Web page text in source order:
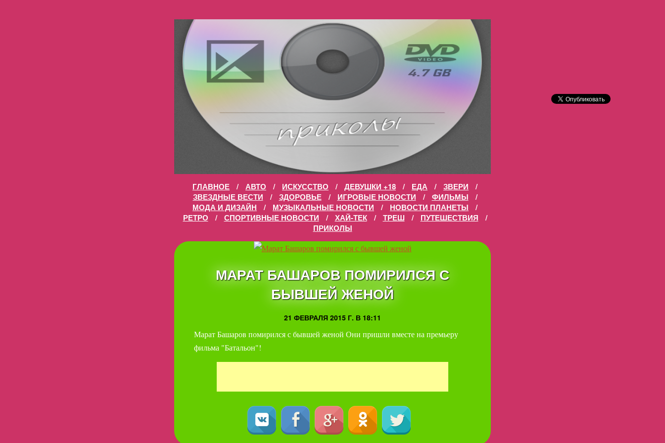
ГЛАВНОЕ / АВТО / ИСКУССТВО / ДЕВУШКИ +18 / ЕДА / ЗВЕРИ
/
ЗВЕЗДНЫЕ ВЕСТИ
/ ЗДОРОВЬЕ / ИГРОВЫЕ НОВОСТИ / ФИЛЬМЫ
/
МОДА И ДИЗАЙН
/ МУЗЫКАЛЬНЫЕ НОВОСТИ / НОВОСТИ ПЛАНЕТЫ
/
РЕТРО
/ СПОРТИВНЫЕ НОВОСТИ / ХАЙ-ТЕК / ТРЕШ / ПУТЕШЕСТВИЯ
/
ПРИКОЛЫ
МАРАТ БАШАРОВ ПОМИРИЛСЯ С
БЫВШЕЙ ЖЕНОЙ
21 ФЕВРАЛЯ 2015 Г. В 18:11
Марат Башаров помирился с бывшей женой Они пришли вместе на премьеру
фильма "Батальон"!